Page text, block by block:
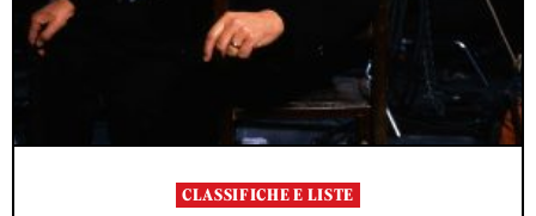
CLASSIFICHE E LISTE